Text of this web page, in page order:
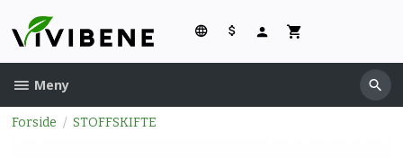
innholdet
Meny
Forside STOFFSKIFTE